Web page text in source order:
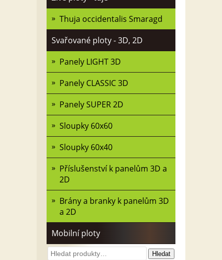
Thuja occidentalis Smaragd
Svařované ploty - 3D, 2D
Panely LIGHT 3D
Panely CLASSIC 3D
Panely SUPER 2D
Sloupky 60x60
Sloupky 60x40
Příslušenství k panelům 3D a
2D
Brány a branky k panelům 3D
a 2D
Mobilní ploty
Hledat:
Hledat